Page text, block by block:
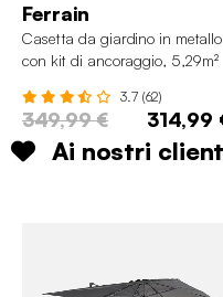
Ferrain
Casetta da giardino in metallo
con kit di ancoraggio, 5,29m²
3.7 (62)
349,99 € 314,99
Ai nostri